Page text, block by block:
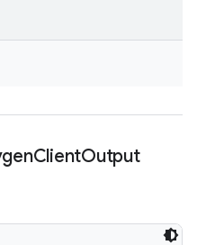
ClientOutput